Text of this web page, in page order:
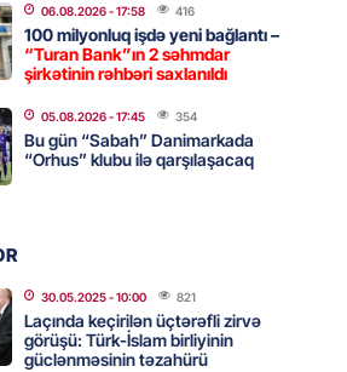
oğlu türkcə danışdı
- 14:39
Prezident İlham Əliyevə
traktor minaya düşdü
- 12:09
06.08.2026- 17:58 416
100 milyonluq işdə yeni bağlantı –
“Turan Bank”ın 2 səhmdar
şirkətinin rəhbəri saxlanıldı
05.08.2026- 17:45 354
Bu gün “Sabah” Danimarkada
“Orhus” klubu ilə qarşılaşacaq
30.05.2025- 10:00 821
Laçında keçirilən üçtərəfli zirvə
görüşü: Türk-İslam birliyinin
güclənməsinin təzahürü